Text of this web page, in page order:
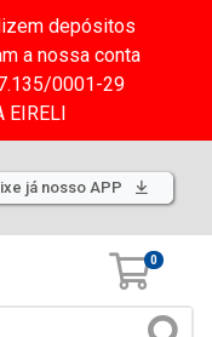
depósitos
a nossa conta
0001-29
EIRELI
já nosso APP
0